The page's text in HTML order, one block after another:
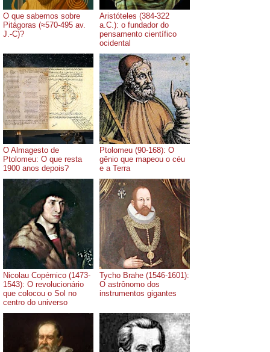
O que sabemos sobre
Pitágoras (≈570-495 av.
J.-C)?
Aristóteles (384-322
a.C.): o fundador do
pensamento científico
ocidental
O Almagesto de
Ptolomeu: O que resta
1900 anos depois?
Ptolomeu (90-168): O
gênio que mapeou o céu
e a Terra
Nicolau Copérnico (1473-
1543): O revolucionário
que colocou o Sol no
centro do universo
Tycho Brahe (1546-1601):
O astrônomo dos
instrumentos gigantes